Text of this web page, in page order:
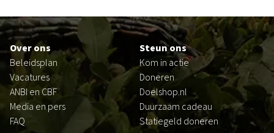
Studio Pompe
DLA Piper
LOT of Illustrations
VDMi
LAB voor Leiders
Footer
Over ons
Beleidsplan
Vacatures
ANBI en CBF
Media en pers
FAQ
Steun ons
Kom in actie
Doneren
Doelshop.nl
Duurzaam cadeau
Statiegeld doneren